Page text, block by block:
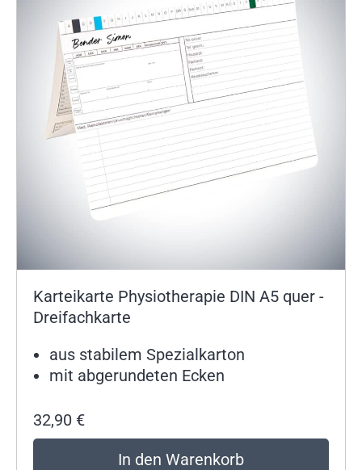
Karteikarte Physiotherapie DIN A5 quer -
Dreifachkarte
aus stabilem Spezialkarton
mit abgerundeten Ecken
32,90 €
In den Warenkorb